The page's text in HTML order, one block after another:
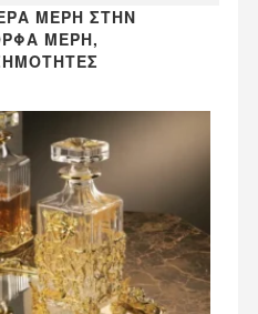
ΜΈΡΗ ΣΤΗΝ
ΜΈΡΗ,